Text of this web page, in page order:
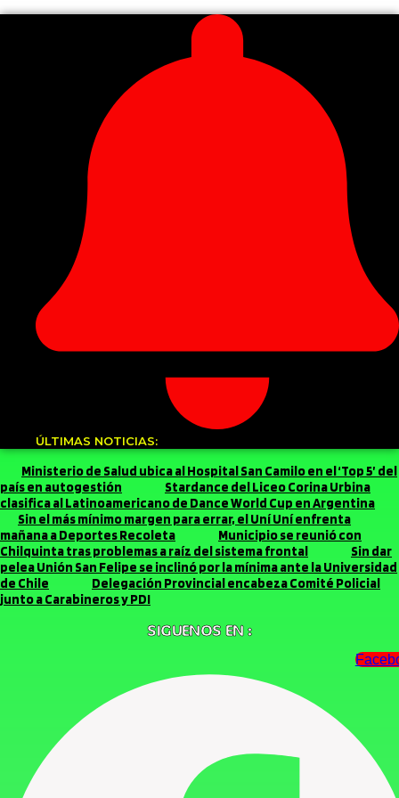
ÚLTIMAS NOTICIAS:
Ministerio de Salud ubica al Hospital San Camilo en el ‘Top 5’ del
país en autogestión
Stardance del Liceo Corina Urbina
clasifica al Latinoamericano de Dance World Cup en Argentina
Sin el más mínimo margen para errar, el Uní Uní enfrenta
mañana a Deportes Recoleta
Municipio se reunió con
Chilquinta tras problemas a raíz del sistema frontal
Sin dar
pelea Unión San Felipe se inclinó por la mínima ante la Universidad
de Chile
Delegación Provincial encabeza Comité Policial
junto a Carabineros y PDI
SIGUENOS EN :